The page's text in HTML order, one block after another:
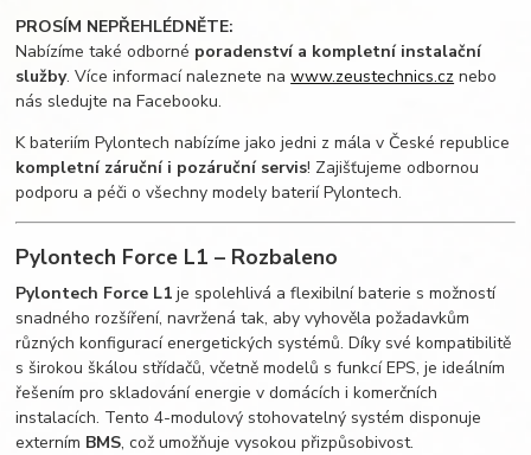
PROSÍM NEPŘEHLÉDNĚTE:
Nabízíme také odborné poradenství a kompletní instalační
služby. Více informací naleznete nawww.zeustechnics.cz nebo
nás sledujte na Facebooku.
K bateriím Pylontech nabízíme jako jedni z mála v České republice
kompletní záruční i pozáruční servis! Zajišťujeme odbornou
podporu a péči o všechny modely baterií Pylontech.
Pylontech Force L1 – Rozbaleno
Pylontech Force L1 je spolehlivá a flexibilní baterie s možností
snadného rozšíření, navržená tak, aby vyhověla požadavkům
různých konfigurací energetických systémů. Díky své kompatibilitě
s širokou škálou střídačů, včetně modelů s funkcí EPS, je ideálním
řešením pro skladování energie v domácích i komerčních
instalacích. Tento 4-modulový stohovatelný systém disponuje
externím BMS, což umožňuje vysokou přizpůsobivost.